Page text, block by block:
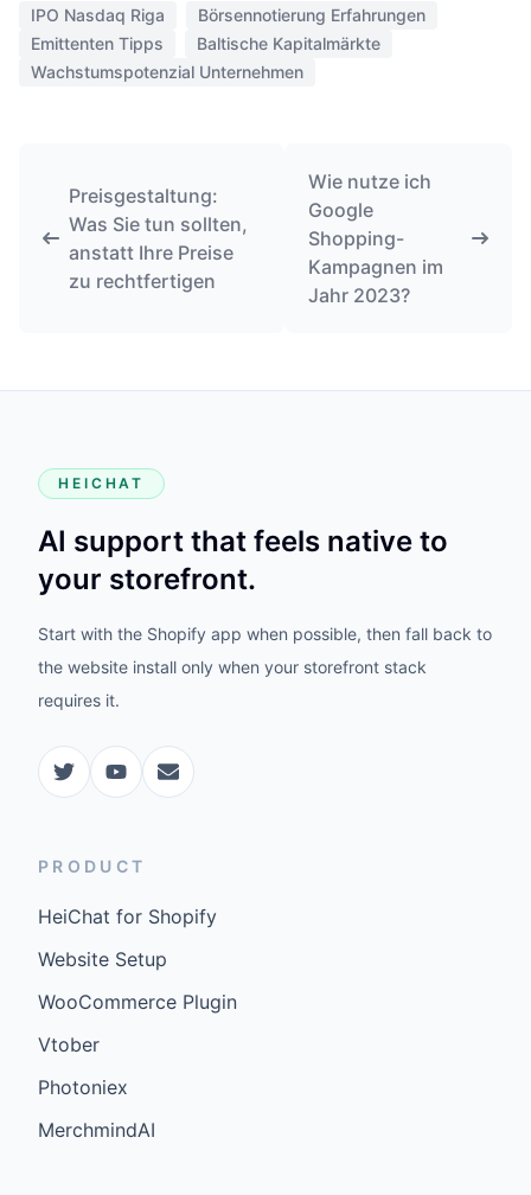
IPO Nasdaq Riga
Börsennotierung Erfahrungen
Emittenten Tipps
Baltische Kapitalmärkte
Wachstumspotenzial Unternehmen
Preisgestaltung:
Was Sie tun sollten,
anstatt Ihre Preise
zu rechtfertigen
Wie nutze ich
Google
Shopping-
Kampagnen im
Jahr 2023?
HEICHAT
AI support that feels native to
your storefront.
Start with the Shopify app when possible, then fall back to
the website install only when your storefront stack
requires it.
PRODUCT
HeiChat for Shopify
Website Setup
WooCommerce Plugin
Vtober
Photoniex
MerchmindAI